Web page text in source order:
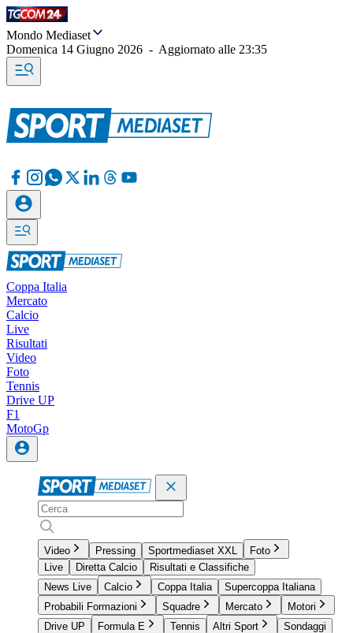
Mondo Mediaset
Domenica 14 Giugno 2026 - Aggiornato alle 23:35
Coppa Italia
Mercato
Calcio
Live
Risultati
Video
Foto
Tennis
Drive UP
F1
MotoGp
Video Pressing Sportmediaset XXL
Foto
Live
Diretta Calcio
Risultati e Classifiche
News Live
Calcio Coppa Italia
Supercoppa Italiana
Probabili Formazioni
Squadre Mercato
Motori
Drive UP
Formula E Tennis Altri Sport
Sondaggi